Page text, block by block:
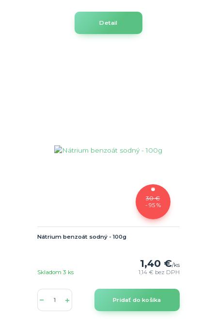
Detail
30 €
- 95 %
Nátrium benzoát sodný - 100g
1,40 €/ks
1,14 € bez DPH
Skladom 3 ks
Pridať do košíka